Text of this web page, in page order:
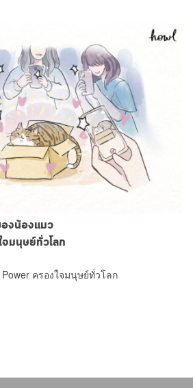
องน้องแมว
มนุษย์ทั่วโลก
ครองใจมนุษย์ทั่วโลก